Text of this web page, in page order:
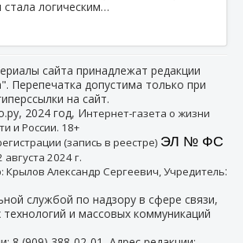
стала логическим…
сайта принадлежат редакции
Перепечатка допустима только при
на сайт.
2024 год, Интернет-газета о жизни
и России. 18+
(запись в реестре) ЭЛ № ФС
августа 2024 г.
Крылов Александр Сергеевич, Учредитель:
службой по надзору в сфере связи,
и массовых коммуникаций